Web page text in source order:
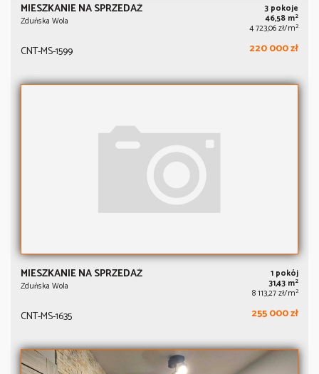
MIESZKANIE NA SPRZEDAŻ
Zduńska Wola
3 pokoje
46,58 m2
4 723,06 zł/m2
CNT-MS-1599 220 000 zł
MIESZKANIE NA SPRZEDAŻ
Zduńska Wola
1 pokój
31,43 m2
8 113,27 zł/m2
CNT-MS-1635 255 000 zł